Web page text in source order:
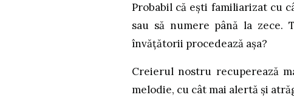
Probabil că ești familiarizat cu
sau să numere până la zece.
învățătorii procedează așa?
Creierul nostru recuperează
melodie, cu cât mai alertă și